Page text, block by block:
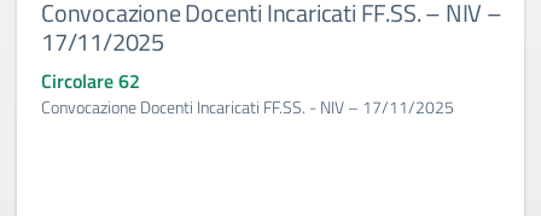
Convocazione Docenti Incaricati FF.SS. – NIV –
17/11/2025
Circolare 62
Convocazione Docenti Incaricati FF.SS. - NIV – 17/11/2025